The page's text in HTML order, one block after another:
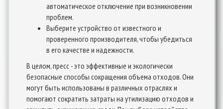
автоматическое отключение при возникновении
проблем.
Выберите устройство от известного и
проверенного производителя, чтобы убедиться
в его качестве и надежности.
В целом, пресс - это эффективные и экологически
безопасные способы сокращения объема отходов. Они
могут быть использованы в различных отраслях и
помогают сократить затраты на утилизацию отходов и